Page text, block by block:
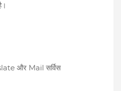
और Mail सर्विस